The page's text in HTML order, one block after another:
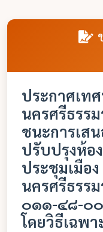
ประกาศเท
นครศรีธรร
ชนะการเส
ปรับปรุงห้อ
ประชุมเมือ
นครศรีธรร
๐๑๑-๔๘-๐๐
โดยวิธีเฉพา